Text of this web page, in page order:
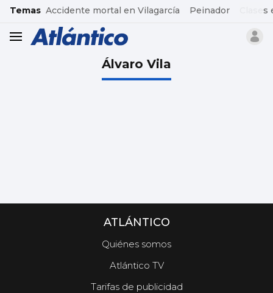
common.go-to-content
Temas Accidente mortal en Vilagarcía Peinador
header.menu.open
Álvaro Vila
ATLÁNTICO
Quiénes somos
Atlántico TV
Tarifas de publicidad